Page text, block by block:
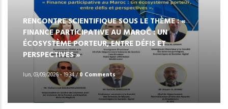
RENCONTRE SCIENTIFIQUE SOUS LE THÈME : «
FINANCE PARTICIPATIVE AU MAROC : UN
ÉCOSYSTÈME PORTEUR, ENTRE DÉFIS ET
PERSPECTIVES »
lun, 03/09/2026 - 19:34/0 Comments